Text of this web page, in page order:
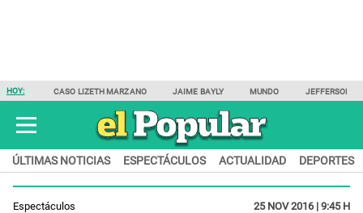
HOY: CASO LIZETH MARZANO JAIME BAYLY MUNDO JEFFERSON
ÚLTIMAS NOTICIAS ESPECTÁCULOS ACTUALIDAD DEPORTES
Espectáculos 25 NOV 2016 | 9:45 H